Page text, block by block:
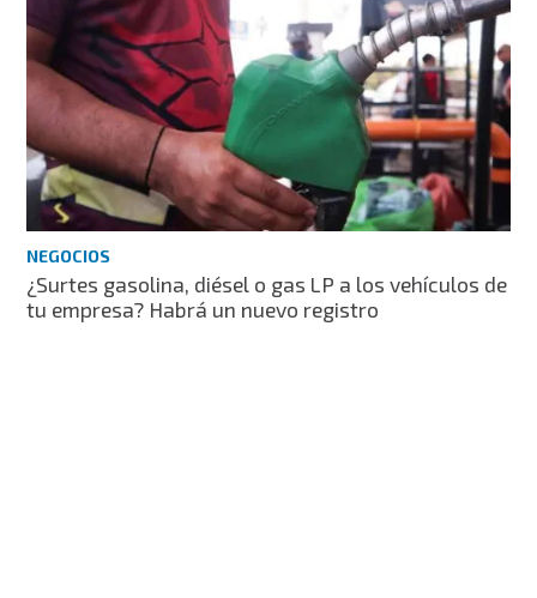
NEGOCIOS
¿Surtes gasolina, diésel o gas LP a los vehículos de
tu empresa? Habrá un nuevo registro